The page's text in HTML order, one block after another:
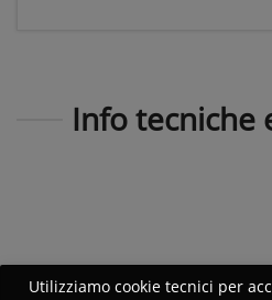
Info tecniche
Utilizziamo cookie tecnici per